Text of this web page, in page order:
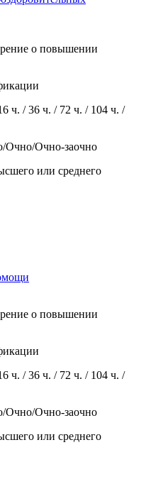
о повышении
ч. / 36 ч. / 72 ч. / 104 ч. /
Очно/Очно-заочно
или среднего
о повышении
ч. / 36 ч. / 72 ч. / 104 ч. /
Очно/Очно-заочно
или среднего